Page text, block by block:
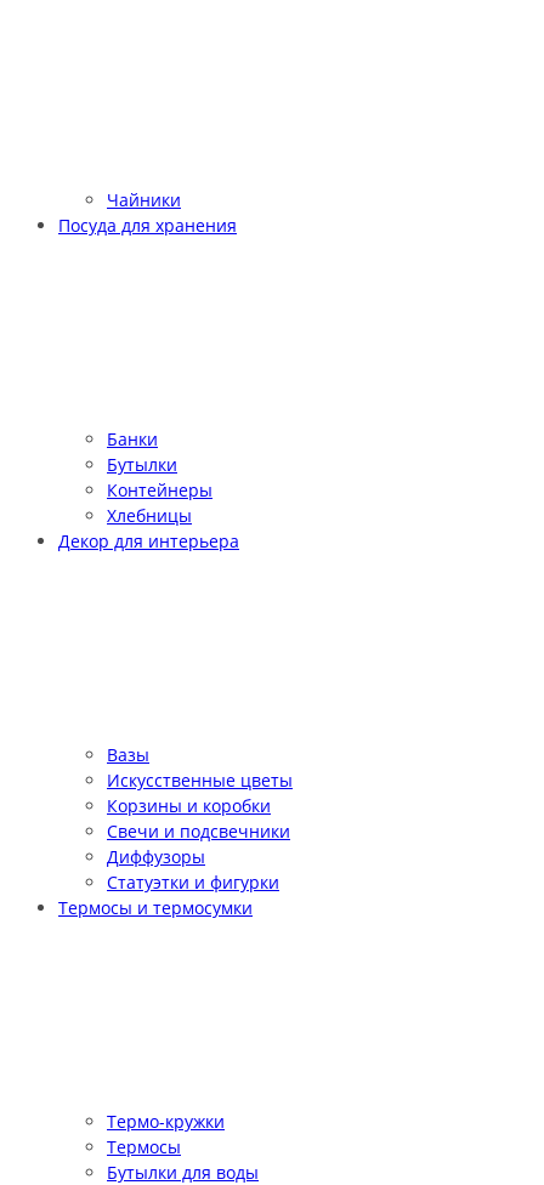
Чайники
Посуда для хранения
Банки
Бутылки
Контейнеры
Хлебницы
Декор для интерьера
Вазы
Искусственные цветы
Корзины и коробки
Свечи и подсвечники
Диффузоры
Статуэтки и фигурки
Термосы и термосумки
Термо-кружки
Термосы
Бутылки для воды